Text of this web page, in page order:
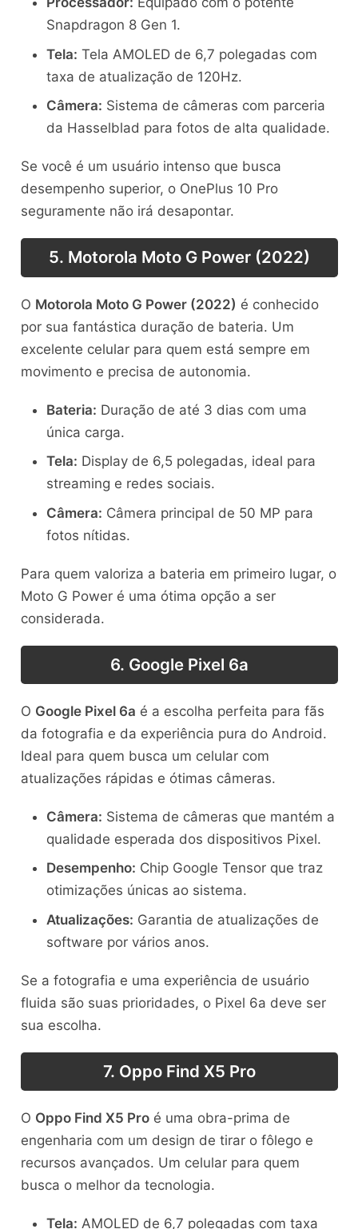
Snapdragon 8 Gen 1.
Tela: Tela AMOLED de 6,7 polegadas com
taxa de atualização de 120Hz.
Câmera: Sistema de câmeras com parceria
da Hasselblad para fotos de alta qualidade.
Se você é um usuário intenso que busca
desempenho superior, o OnePlus 10 Pro
seguramente não irá desapontar.
5. Motorola Moto G Power (2022)
O Motorola Moto G Power (2022) é conhecido
por sua fantástica duração de bateria. Um
excelente celular para quem está sempre em
movimento e precisa de autonomia.
Bateria: Duração de até 3 dias com uma
única carga.
Tela: Display de 6,5 polegadas, ideal para
streaming e redes sociais.
Câmera: Câmera principal de 50 MP para
fotos nítidas.
Para quem valoriza a bateria em primeiro lugar, o
Moto G Power é uma ótima opção a ser
considerada.
6. Google Pixel 6a
O Google Pixel 6a é a escolha perfeita para fãs
da fotografia e da experiência pura do Android.
Ideal para quem busca um celular com
atualizações rápidas e ótimas câmeras.
Câmera: Sistema de câmeras que mantém a
qualidade esperada dos dispositivos Pixel.
Desempenho: Chip Google Tensor que traz
otimizações únicas ao sistema.
Atualizações: Garantia de atualizações de
software por vários anos.
Se a fotografia e uma experiência de usuário
fluida são suas prioridades, o Pixel 6a deve ser
sua escolha.
7. Oppo Find X5 Pro
O Oppo Find X5 Proé uma obra-prima de
engenharia com um design de tirar o fôlego e
recursos avançados. Um celular para quem
busca o melhor da tecnologia.
Tela: AMOLED de 6,7 polegadas com taxa